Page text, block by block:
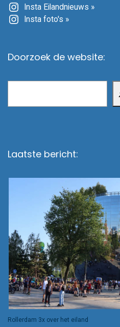
Insta Eilandnieuws »
Insta foto's »
Doorzoek de website:
Laatste bericht:
Rollerdam 3x over het eiland